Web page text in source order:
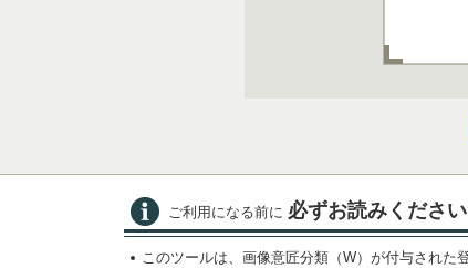
ご利用になる前に 必ずお読みください